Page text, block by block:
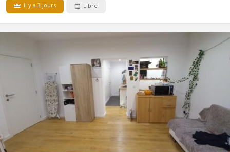
il y a 3 jours Libre
KN 5742
RECHERCHE UN. E COLOCATAIRE C’est un appartement 8 pièces:
deux chambres, avec un grand salon- salle à manger, une cuisine
équipée, un WC, une salle de bain et un débarras. Il n’est pas
entièrement meublé mais il y a le nécessaire : table et chaises
dans le salon ; lit, bureau et garde-robe dans...